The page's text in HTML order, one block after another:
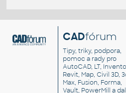
CADfórum
Tipy, triky, podpora,
pomoc a rady pro
AutoCAD, LT,
Revit, Map, Civil 3D,
Max, Fusion, Forma,
Vault, PowerMill a